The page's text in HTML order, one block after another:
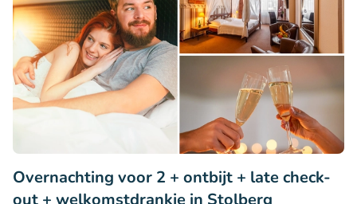
Overnachting voor 2 + ontbijt + late check-